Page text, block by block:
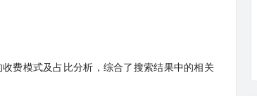
费模式及占比分析，综合了搜索结果中的相关